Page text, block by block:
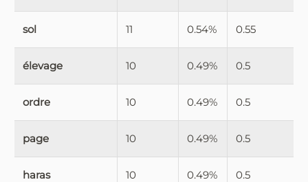
sol 11 0.54% 0.55
élevage 10 0.49% 0.5
ordre 10 0.49% 0.5
page 10 0.49% 0.5
haras 10 0.49% 0.5